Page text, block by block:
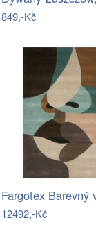
849,-Kč
12492,-Kč